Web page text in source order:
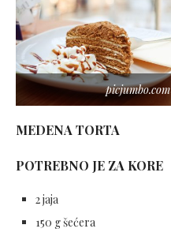
picjumbo.com
MEDENA TORTA
POTREBNO JE ZA KORE
2 jaja
150 g šećera